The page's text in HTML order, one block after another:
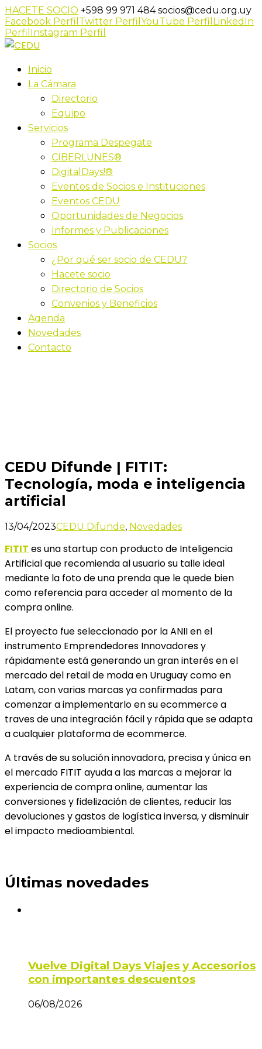
HACETE SOCIO +598 99 971 484socios@cedu.org.uy
Facebook Perfil Twitter Perfil YouTube Perfil LinkedIn
Perfil Instagram Perfil
Inicio
La Cámara
Directorio
Equipo
Servicios
Programa Despegate
CIBERLUNES®
DigitalDays!®
Eventos de Socios e Instituciones
Eventos CEDU
Oportunidades de Negocios
Informes y Publicaciones
Socios
¿Por qué ser socio de CEDU?
Hacete socio
Directorio de Socios
Convenios y Beneficios
Agenda
Novedades
Contacto
CEDU Difunde | FITIT:
Tecnología, moda e inteligencia
artificial
13/04/2023CEDU Difunde, Novedades
FITIT es una startup con producto de Inteligencia
Artificial que recomienda al usuario su talle ideal
mediante la foto de una prenda que le quede bien
como referencia para acceder al momento de la
compra online.
El proyecto fue seleccionado por la ANII en el
instrumento Emprendedores Innovadores y
rápidamente está generando un gran interés en el
mercado del retail de moda en Uruguay como en
Latam, con varias marcas ya confirmadas para
comenzar a implementarlo en su ecommerce a
traves de una integración fácil y rápida que se adapta
a cualquier plataforma de ecommerce.
A través de su solución innovadora, precisa y única en
el mercado FITIT ayuda a las marcas a mejorar la
experiencia de compra online, aumentar las
conversiones y fidelización de clientes, reducir las
devoluciones y gastos de logística inversa, y disminuir
el impacto medioambiental.
Últimas novedades
Vuelve Digital Days Viajes y Accesorios
con importantes descuentos
06/08/2026